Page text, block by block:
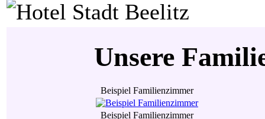
Unsere
Beispiel Familienzimmer
Beispiel Familienzimmer